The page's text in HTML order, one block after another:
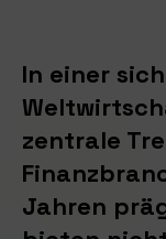
In einer
zentrale
Jahren